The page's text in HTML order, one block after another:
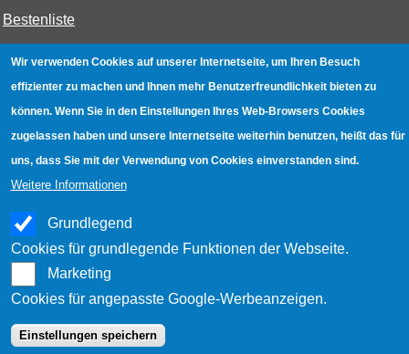
Bestenliste
Gerätetests
Hotspot absichern
Datenschutz
Wir verwenden Cookies auf unserer Internetseite, um Ihren Besuch
effizienter zu machen und Ihnen mehr Benutzerfreundlichkeit bieten zu
können. Wenn Sie in den Einstellungen Ihres Web-Browsers Cookies
zugelassen haben und unsere Internetseite weiterhin benutzen, heißt das für
uns, dass Sie mit der Verwendung von Cookies einverstanden sind.
Weitere Informationen
Grundlegend
Cookies für grundlegende Funktionen der Webseite.
Marketing
Cookies für angepasste Google-Werbeanzeigen.
Einstellungen speichern